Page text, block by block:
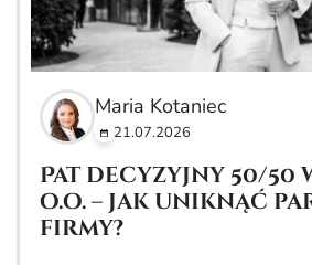
Maria Kotaniec
21.07.2026
Pat decyzyjny 50/50
o.o. – jak uniknąć
firmy?